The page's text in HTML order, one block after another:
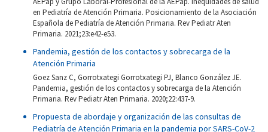
en Pediatría de Atención Primaria. Posicionamiento de la Asociación
Española de Pediatría de Atención Primaria. Rev Pediatr Aten
Primaria. 2021;23:e42-e53.
Pandemia, gestión de los contactos y sobrecarga de la
Atención Primaria
Goez Sanz C, Gorrotxategi Gorrotxategi PJ, Blanco González JE.
Pandemia, gestión de los contactos y sobrecarga de la Atención
Primaria. Rev Pediatr Aten Primaria. 2020;22:437-9.
Propuesta de abordaje y organización de las consultas de
Pediatría de Atención Primaria en la pandemia por SARS-CoV-2